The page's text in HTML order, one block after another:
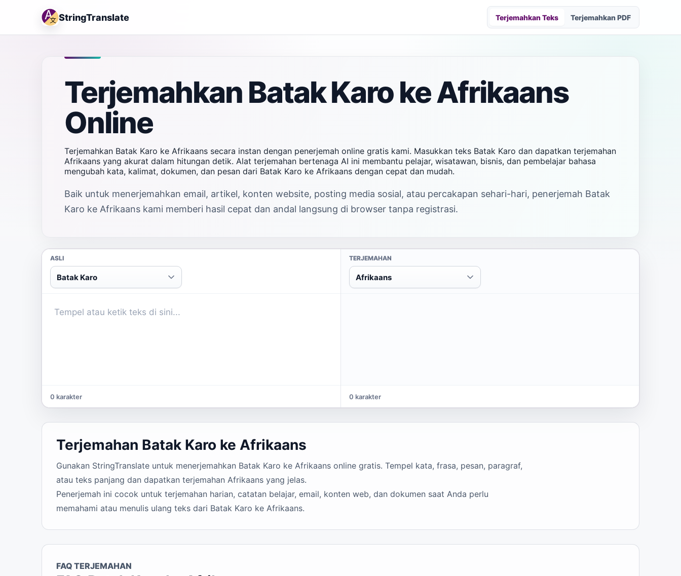
StringTranslate Terjemahkan Teks Terjemahkan PDF
Terjemahkan Batak Karo ke Afrikaans
Online
Terjemahkan Batak Karo ke Afrikaans secara instan dengan penerjemah online gratis kami. Masukkan teks Batak Karo dan dapatkan terjemahan
Afrikaans yang akurat dalam hitungan detik. Alat terjemahan bertenaga AI ini membantu pelajar, wisatawan, bisnis, dan pembelajar bahasa
mengubah kata, kalimat, dokumen, dan pesan dari Batak Karo ke Afrikaans dengan cepat dan mudah.
Baik untuk menerjemahkan email, artikel, konten website, posting media sosial, atau percakapan sehari-hari, penerjemah Batak
Karo ke Afrikaans kami memberi hasil cepat dan andal langsung di browser tanpa registrasi.
ASLI
Batak Karo
0 karakter
TERJEMAHAN
Afrikaans
0 karakter
Terjemahan Batak Karo ke Afrikaans
Gunakan StringTranslate untuk menerjemahkan Batak Karo ke Afrikaans online gratis. Tempel kata, frasa, pesan, paragraf,
atau teks panjang dan dapatkan terjemahan Afrikaans yang jelas.
Penerjemah ini cocok untuk terjemahan harian, catatan belajar, email, konten web, dan dokumen saat Anda perlu
memahami atau menulis ulang teks dari Batak Karo ke Afrikaans.
FAQ TERJEMAHAN